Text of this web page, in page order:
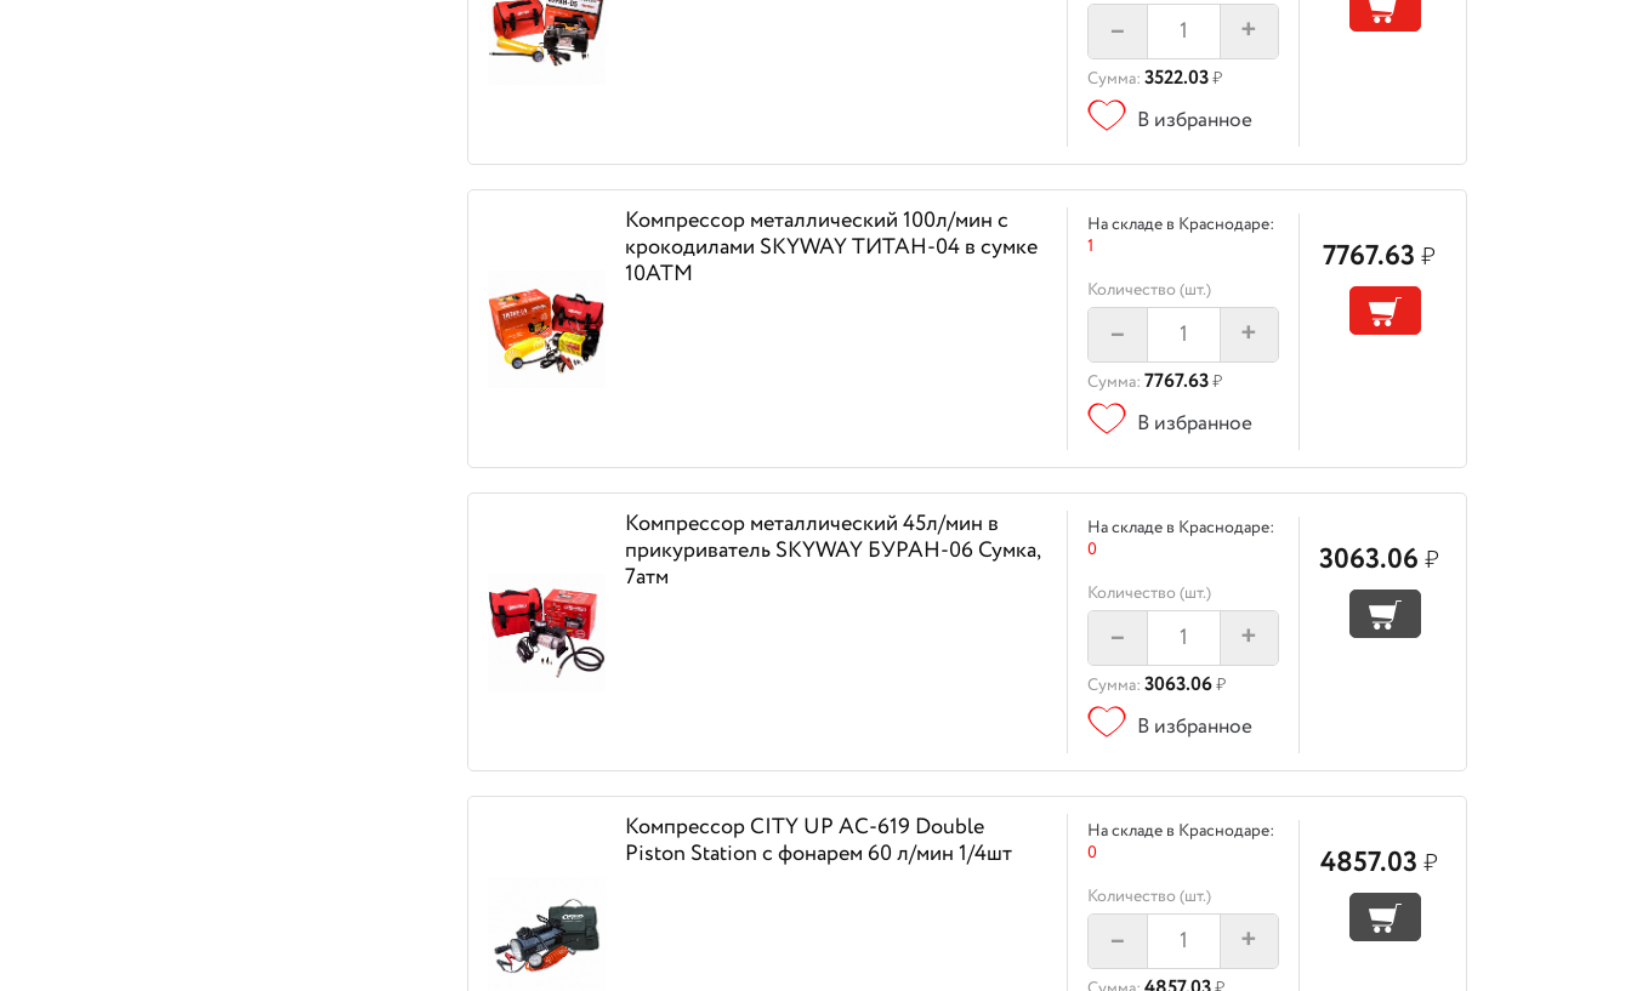
– +
Сумма: 3522.03₽
В избранное
Компрессор металлический 100л/мин с
крокодилами SKYWAY ТИТАН-04 в сумке
10АТМ
На складе в Краснодаре:
1
Количество (шт.)
– +
Сумма: 7767.63₽
В избранное
7767.63₽
Компрессор металлический 45л/мин в
прикуриватель SKYWAY БУРАН-06 Сумка,
7атм
На складе в Краснодаре:
0
Количество (шт.)
– +
Сумма: 3063.06₽
В избранное
3063.06₽
Компрессор CITY UP AC-619 Double
Piston Station с фонарем 60 л/мин 1/4шт
На складе в Краснодаре:
0
Количество (шт.)
– +
4857.03₽